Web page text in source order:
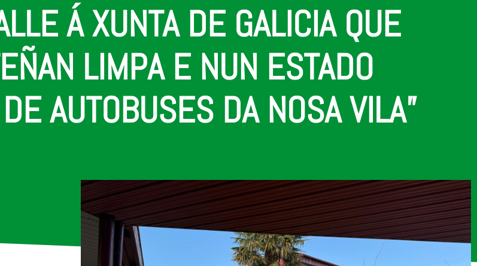
Á XUNTA DE GALICIA QUE
LIMPA E NUN ESTADO
AUTOBUSES DA NOSA VILA”